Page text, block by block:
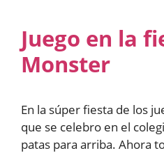
Juego en la
Monster
En la súper fiesta de los
que se celebro en el
patas para arriba. Ahora